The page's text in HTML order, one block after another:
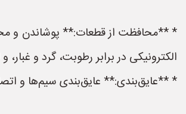
* **محافظت از قطعات:** پوشاندن و
الکترونیکی در برابر رطوبت، گرد و غبار،
* **عایق‌بندی:** عایق‌بندی سیم‌ها و